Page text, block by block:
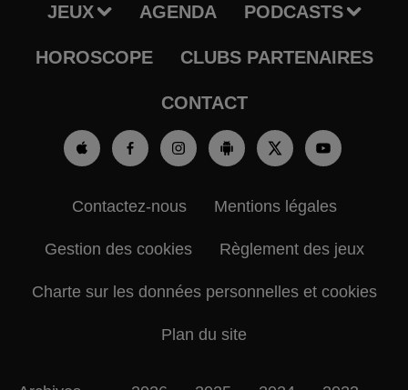
JEUX AGENDA PODCASTS
HOROSCOPE CLUBS PARTENAIRES
CONTACT
Contactez-nous Mentions légales
Gestion des cookies Règlement des jeux
Charte sur les données personnelles et cookies
Plan du site